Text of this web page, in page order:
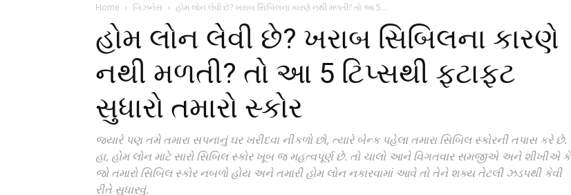
Home બિઝનેસ હોમ લોન લેવી છે? ખરાબ સિબિલના કારણે નથી મળતી? તો આ 5...
હોમ લોન લેવી છે? ખરાબ સિબિલના કારણે
નથી મળતી? તો આ 5 ટિપ્સથી ફટાફટ
સુધારો તમારો સ્કોર
જ્યારે પણ તમે તમારા સપનાનું ઘર ખરીદવા નીકળો છો, ત્યારે બેન્ક પહેલા તમારા સિબિલ સ્કોરની તપાસ કરે છે.
હા, હોમ લોન માટે સારો સિબિલ સ્કોર ખૂબ જ મહત્વપૂર્ણ છે. તો ચાલો આને વિગતવાર સમજીએ અને શીખીએ કે
જો તમારો સિબિલ સ્કોર નબળો હોય અને તમારી હોમ લોન નકારવામાં આવે તો તેને શક્ય તેટલી ઝડપથી કેવી
રીતે સુધારવું.